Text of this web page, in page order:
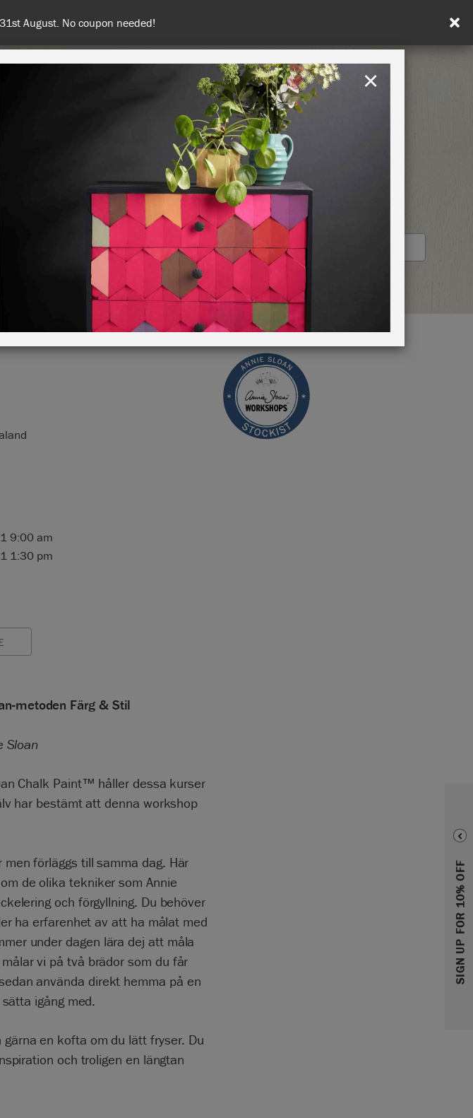
or more if you're ordering within DE/AT/PL)
Rest of EU
RETREATS
SIGN UP FOR 10% OFF
& STIL STOCKIST PROFILE
9:00 am
1:30 pm
metoden Färg & Stil
Sloan
Chalk Paint™ håller dessa kurser
har bestämt att denna workshop
förläggs till samma dag. Här
de olika tekniker som Annie
och förgyllning. Du behöver
ha erfarenhet av att ha målat med
under dagen lära dej att måla
vi på två brädor som du får
använda direkt hemma på en
igång med.
en kofta om du lätt fryser. Du
och troligen en längtan
×